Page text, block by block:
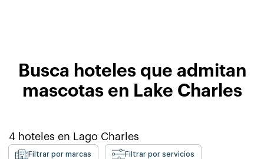
Busca hoteles que admitan
mascotas en Lake Charles
4 hoteles en Lago Charles
Filtrar por marcas Filtrar por servicios